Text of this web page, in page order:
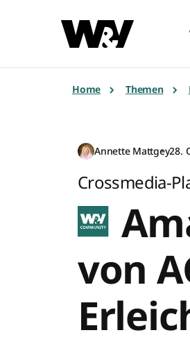
Home Themen
Annette Mattgey28.
Crossmedia-
von